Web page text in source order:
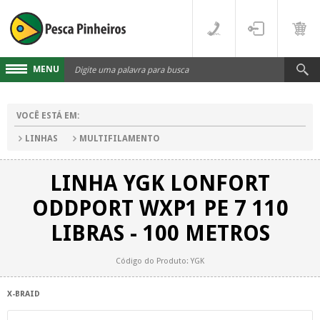
MENU
Acesse sua conta
FLUORCARBONO
MONOFILAMENTO
DESTAQUES
DIVERSOS
VOCÊ ESTÁ EM:
LINHAS MULTIFILAMENTO
LINHA YGK LONFORT
ODDPORT WXP1 PE 7 110
LIBRAS - 100 METROS
Código do Produto: YGK
X-BRAID